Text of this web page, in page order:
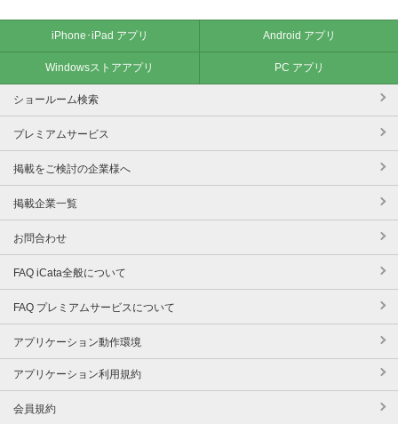
iPhone･iPad アプリ Android アプリ
Windowsストアアプリ PC アプリ
ショールーム検索
プレミアムサービス
掲載をご検討の企業様へ
掲載企業一覧
お問合わせ
FAQ iCata全般について
FAQ プレミアムサービスについて
アプリケーション動作環境
アプリケーション利用規約
会員規約